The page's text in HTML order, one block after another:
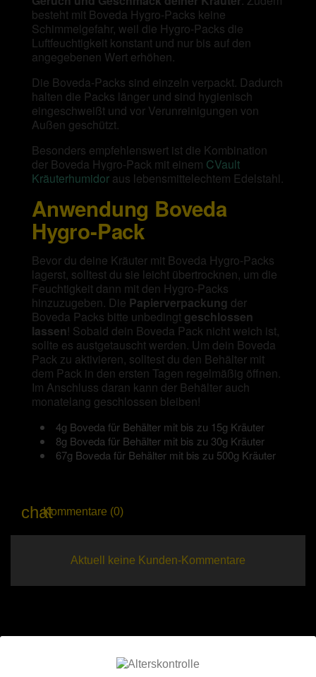
besteht mit Boveda Hygro-Packs keine
Schimmelgefahr, weil die Hygro-Packs die
Luftfeuchtigkeit konstant und nur bis auf den
angegebenen Wert erhöhen.
Die Boveda-Packs sind einzeln verpackt. Dadurch
halten die Packs länger und sind hygienisch
eingeschweißt und vor Verunreinigungen von
Außen geschützt.
Besonders empfehlenswert ist die Kombination
der Boveda Hygro-Pack mit einem CVault
Kräuterhumidor aus lebensmittelechtem Edelstahl.
Anwendung Boveda
Hygro-Pack
Bevor du deine Kräuter mit Boveda Hygro-Packs
lagerst, solltest du sie leicht übertrocknen, um die
Feuchtigkeit dann mit den Hygro-Packs
hinzuzugeben. Die Papierverpackung der
Boveda Packs bitte unbedingt geschlossen
lassen! Sobald dein Boveda Pack nicht weich ist,
sollte es austgetauscht werden. Um dein Boveda
Pack zu aktivieren, solltest du den Behälter mit
dem Pack in den ersten Tagen regelmäßig öffnen.
Im Anschluss daran kann der Behälter auch
monatelang geschlossen bleiben!
4g Boveda für Behälter mit bis zu 15g Kräuter
8g Boveda für Behälter mit bis zu 30g Kräuter
67g Boveda für Behälter mit bis zu 500g Kräuter
Kommentare (0)
Aktuell keine Kunden-Kommentare
13 andere Artikel in der gleichen